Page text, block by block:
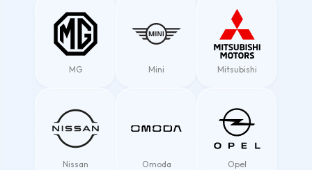
MG Mini Mitsubishi
Nissan Omoda Opel